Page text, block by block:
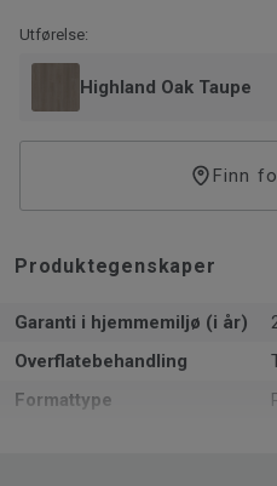
Utførelse:
Highland Oak Taupe
Finn
Produktegenskaper
Garanti i hjemmemiljø (i år)
Overflatebehandling
Formattype